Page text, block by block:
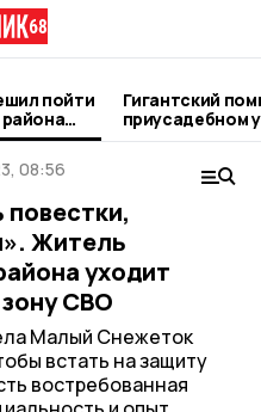
пойти
Гигантский
приусадебном
жительница
08:56
Житель
уходит
СВО
Малый Снежеток
встать на защиту
востребованная